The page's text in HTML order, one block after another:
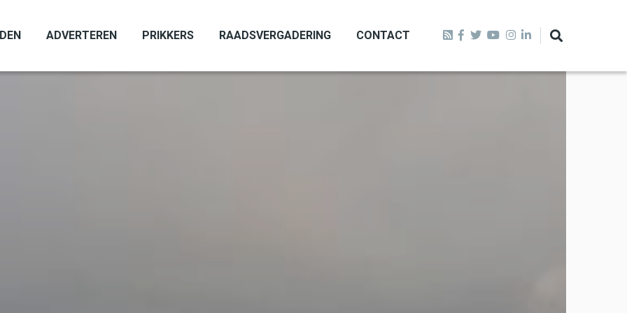
ADVERTEREN PRIKKERS RAADSVERGADERING CONTACT